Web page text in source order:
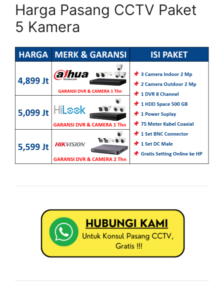
Harga Pasang CCTV Paket
5 Kamera